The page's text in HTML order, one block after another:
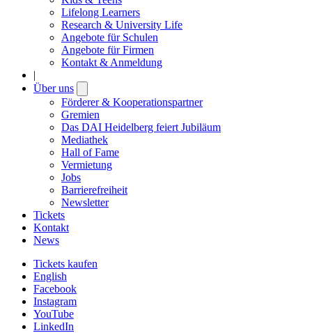
Lifelong Learners
Research & University Life
Angebote für Schulen
Angebote für Firmen
Kontakt & Anmeldung
|
Über uns
submenu
Förderer & Kooperationspartner
Gremien
Das DAI Heidelberg feiert Jubiläum
Mediathek
Hall of Fame
Vermietung
Jobs
Barrierefreiheit
Newsletter
Tickets
Kontakt
News
Tickets kaufen
English
Facebook
Instagram
YouTube
LinkedIn